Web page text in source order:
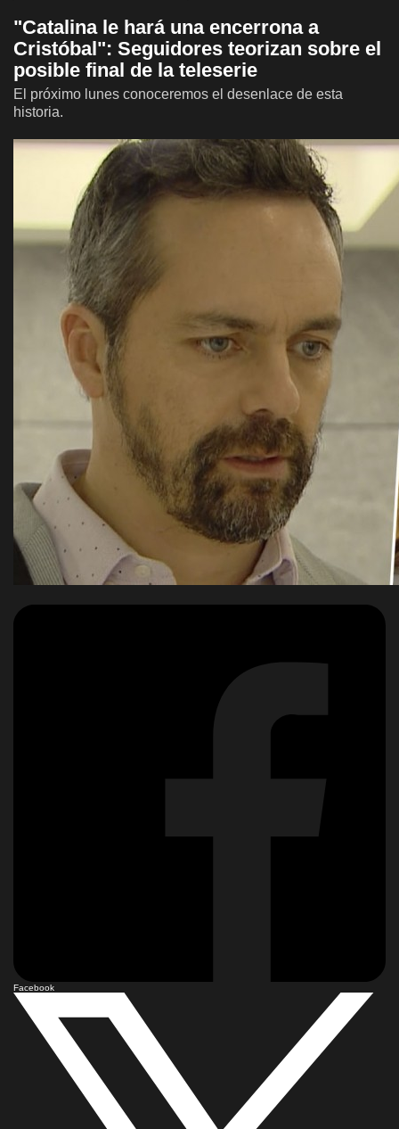
"Catalina le hará una encerrona a
Cristóbal": Seguidores teorizan sobre el
posible final de la teleserie
El próximo lunes conoceremos el desenlace de esta
historia.
Facebook